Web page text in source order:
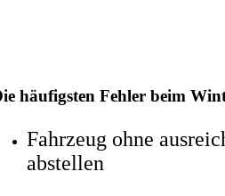
häufigsten Fehler beim
Fahrzeug ohne
abstellen